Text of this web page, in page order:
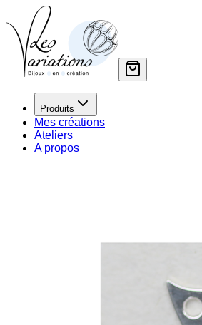
Produits
Mes créations
Ateliers
A propos